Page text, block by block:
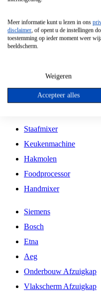
Vrijstaande Magnetron
Vrijstaande Kookplaat
Inbouw Gaskookplaat
Inbouw Keramische
Kookplaat Accessoires
Staafmixer
Keukenmachine
Hakmolen
Foodprocessor
Handmixer
Siemens
Bosch
Etna
Aeg
Onderbouw Afzuigkap
Vlakscherm Afzuigkap
Meer informatie kunt u lezen in ons
disclaimer, of opent u de instellingen
toestemming op ieder moment weer
beeldscherm.
Weigeren
Accepteer alles